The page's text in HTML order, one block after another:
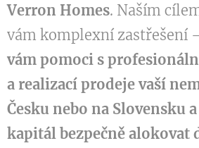
Verron Homes. Naším
vám komplexní zastřešení
vám pomoci s
a realizací prodeje vaší
Česku nebo na Slovensku
kapitál bezpečně alokovat